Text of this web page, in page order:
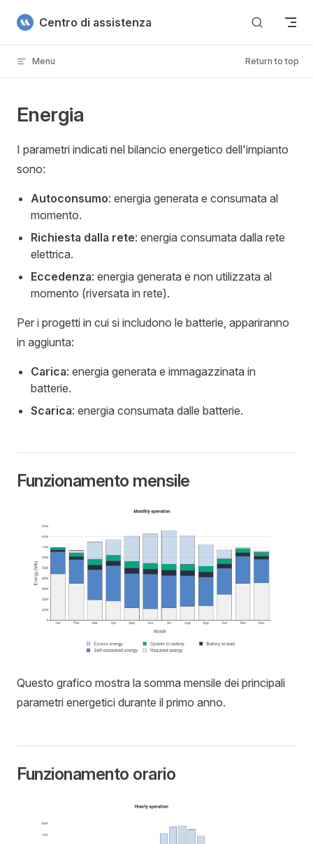
Skip to content
Centro di assistenza
Menu Return to top
Energia
I parametri indicati nel bilancio energetico dell'impianto
sono:
Autoconsumo: energia generata e consumata al
momento.
Richiesta dalla rete: energia consumata dalla rete
elettrica.
Eccedenza: energia generata e non utilizzata al
momento (riversata in rete).
Per i progetti in cui si includono le batterie, appariranno
in aggiunta:
Carica: energia generata e immagazzinata in
batterie.
Scarica: energia consumata dalle batterie.
Funzionamento mensile
Questo grafico mostra la somma mensile dei principali
parametri energetici durante il primo anno.
Funzionamento orario